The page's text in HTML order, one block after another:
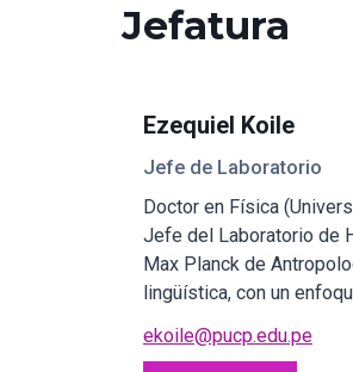
Jefatura
Ezequiel Koile
Jefe de Laboratorio
Doctor en Física
Jefe del Laboratorio de
Max Planck de
lingüística, con un
ekoile@pucp.edu.pe